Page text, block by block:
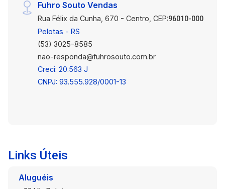
Fuhro Souto Vendas
Rua Félix da Cunha, 670 - Centro, CEP:96010-000
Pelotas - RS
(53) 3025-8585
nao-responda@fuhrosouto.com.br
Creci: 20.563 J
CNPJ: 93.555.928/0001-13
Links Úteis
Aluguéis